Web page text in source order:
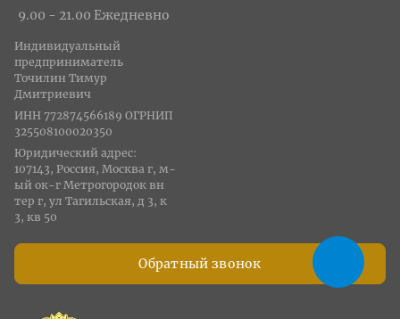
9.00 - 21.00 Ежедневно
Обратный звонок
Индивидуальный
предприниматель
Точилин Тимур
Дмитриевич
ИНН 772874566189 ОГРНИП
325508100020350
Юридический адрес:
107143, Россия, Москва г, м-
ый ок-г Метрогородок вн
тер г, ул Тагильская, д 3, к
3, кв 50